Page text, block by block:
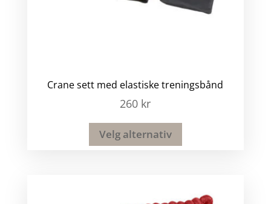
Crane sett med elastiske treningsbånd
260 kr
Velg alternativ